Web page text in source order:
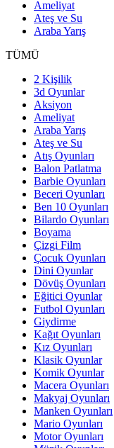
Ameliyat
Ateş ve Su
Araba Yarış
TÜMÜ
2 Kişilik
3d Oyunlar
Aksiyon
Ameliyat
Araba Yarış
Ateş ve Su
Atış Oyunları
Balon Patlatma
Barbie Oyunları
Beceri Oyunları
Ben 10 Oyunları
Bilardo Oyunları
Boyama
Çizgi Film
Çocuk Oyunları
Dini Oyunlar
Dövüş Oyunları
Eğitici Oyunlar
Futbol Oyunları
Giydirme
Kağıt Oyunları
Kız Oyunları
Klasik Oyunlar
Komik Oyunlar
Macera Oyunları
Makyaj Oyunları
Manken Oyunları
Mario Oyunları
Motor Oyunları